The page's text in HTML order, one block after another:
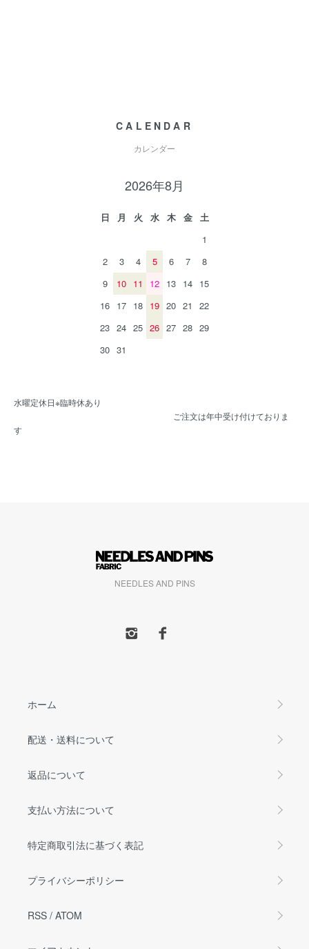
CALENDAR
カレンダー
2026年8月
日 月 火 水 木 金
土
1
2
3 4 5 6 7
8
9
10 11 12 13 14 15
16 17 18 19 20 21
22
23 24 25 26 27 28 29
30 31
水曜定休日※臨時休あり
ご注文は年中受け付けておりま
す
NEEDLES AND PINS
ホーム
配送・送料について
返品について
支払い方法について
特定商取引法に基づく表記
プライバシーポリシー
RSS / ATOM